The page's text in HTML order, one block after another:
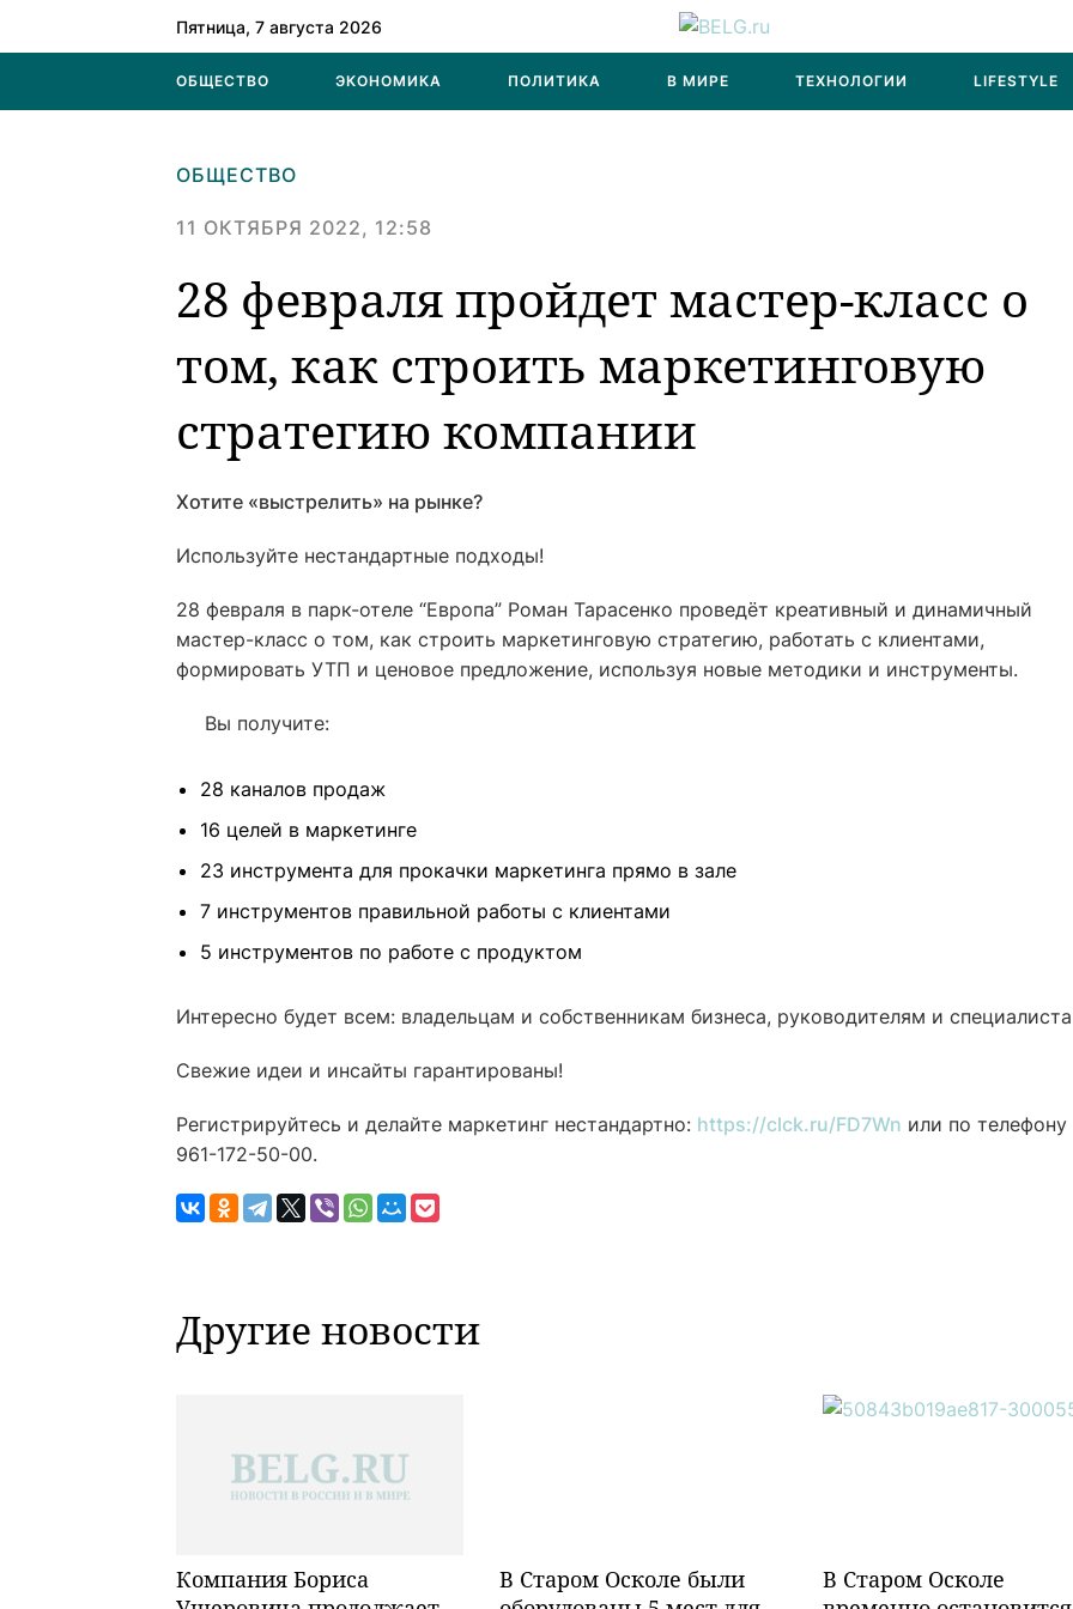
Пятница, 7 августа 2026
ОБЩЕСТВО ЭКОНОМИКА ПОЛИТИКА В МИРЕ ТЕХНОЛОГИИ LIFESTYLE
ОБЩЕСТВО
11 ОКТЯБРЯ 2022, 12:58
28 февраля пройдет мастер-класс о
том, как строить маркетинговую
стратегию компании
Хотите «выстрелить» на рынке?
Используйте нестандартные подходы!
28 февраля в парк-отеле “Европа” Роман Тарасенко проведёт креативный и динамичный
мастер-класс о том, как строить маркетинговую стратегию, работать с клиентами,
формировать УТП и ценовое предложение, используя новые методики и инструменты.
Вы получите:
28 каналов продаж
16 целей в маркетинге
23 инструмента для прокачки маркетинга прямо в зале
7 инструментов правильной работы с клиентами
5 инструментов по работе с продуктом
Интересно будет всем: владельцам и собственникам бизнеса, руководителям и
Свежие идеи и инсайты гарантированы!
Регистрируйтесь и делайте маркетинг нестандартно: https://clck.ru/FD7Wn или по
961-172-50-00.
Другие новости
Компания Бориса
В Старом Осколе были
В Старом Осколе